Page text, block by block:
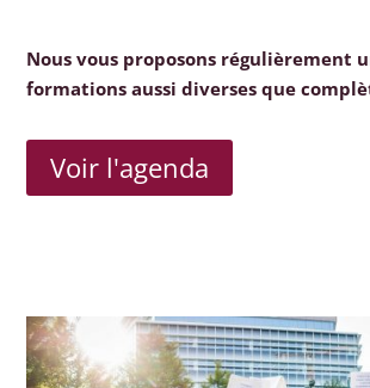
Nous vous proposons régulièrement
formations aussi diverses que
Voir l'agenda